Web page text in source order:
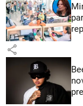
share